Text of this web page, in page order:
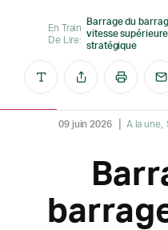
En Train
De Lire:
Barrage du
vitesse
stratégique
09 juin 2026 A la une